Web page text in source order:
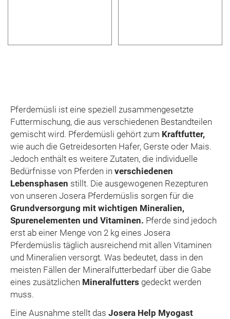
Pferdemüsli ist eine speziell zusammengesetzte
Futtermischung, die aus verschiedenen Bestandteilen
gemischt wird. Pferdemüsli gehört zum Kraftfutter,
wie auch die Getreidesorten Hafer, Gerste oder Mais.
Jedoch enthält es weitere Zutaten, die individuelle
Bedürfnisse von Pferden in verschiedenen
Lebensphasen stillt. Die ausgewogenen Rezepturen
von unseren Josera Pferdemüslis sorgen für die
Grundversorgung mit wichtigen Mineralien,
Spurenelementen und Vitaminen. Pferde sind jedoch
erst ab einer Menge von 2 kg eines Josera
Pferdemüslis täglich ausreichend mit allen Vitaminen
und Mineralien versorgt. Was bedeutet, dass in den
meisten Fällen der Mineralfutterbedarf über die Gabe
eines zusätzlichen Mineralfutters gedeckt werden
muss.
Eine Ausnahme stellt das Josera Help Myogast